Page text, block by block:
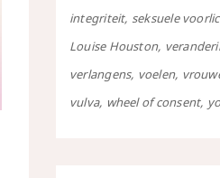
integriteit seksuele
Louise Houston
verlangens voelen
vulva wheel of consent